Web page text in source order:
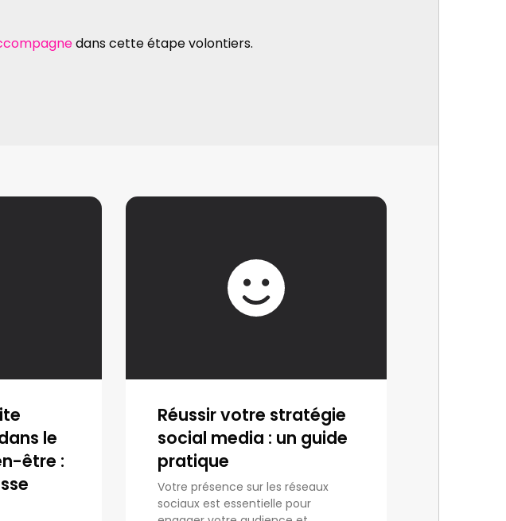
dans cette étape volontiers.
le
être :
Réussir votre stratégie
social media : un guide
pratique
Votre présence sur les réseaux
sociaux est essentielle pour